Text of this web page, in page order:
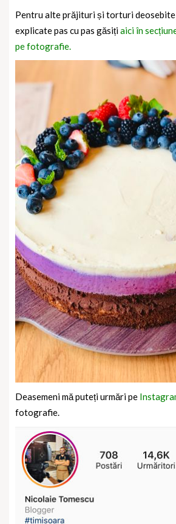
Pentru alte prăjituri și torturi
explicate pas cu pas găsițiaici în
pe fotografie.
Deasemeni mă puteți urmări pe
fotografie.